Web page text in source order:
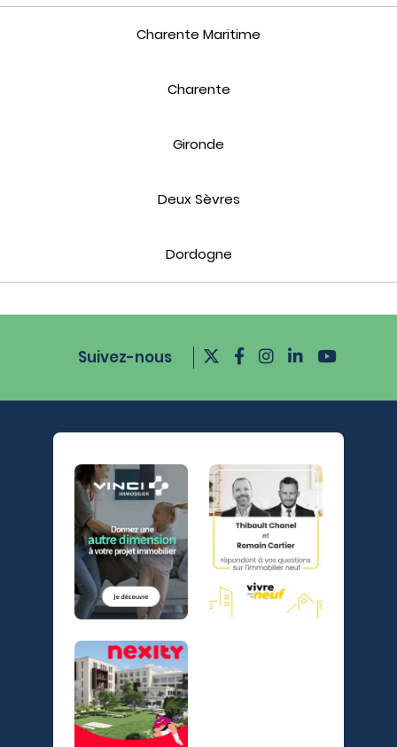
Charente Maritime
Charente
Gironde
Deux Sèvres
Dordogne
Suivez-nous